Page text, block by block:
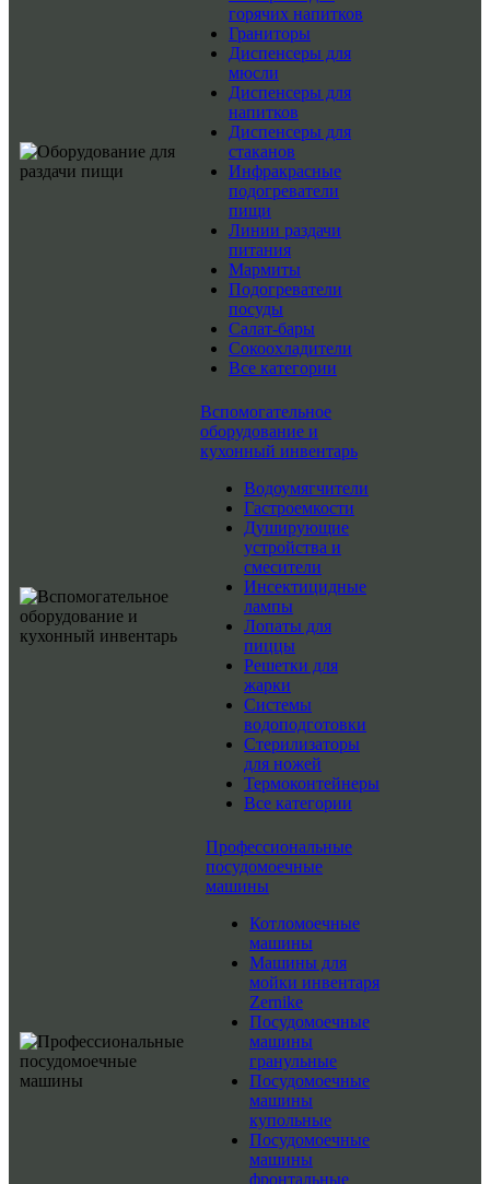
горячих напитков
Граниторы
Диспенсеры для
мюсли
Диспенсеры для
напитков
Диспенсеры для
стаканов
Инфракрасные
подогреватели
пищи
Линии раздачи
питания
Мармиты
Подогреватели
посуды
Салат-бары
Сокоохладители
Все категории
Вспомогательное
оборудование и
кухонный инвентарь
Водоумягчители
Гастроемкости
Душирующие
устройства и
смесители
Инсектицидные
лампы
Лопаты для
пиццы
Решетки для
жарки
Системы
водоподготовки
Стерилизаторы
для ножей
Термоконтейнеры
Все категории
Профессиональные
посудомоечные
машины
Котломоечные
машины
Машины для
мойки инвентаря
Zernike
Посудомоечные
машины
гранульные
Посудомоечные
машины
купольные
Посудомоечные
машины
фронтальные